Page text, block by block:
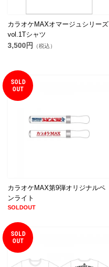
カラオケMAXオマージュシリーズ
vol.1Tシャツ
3,500円 （税込）
SOLD
OUT
カラオケMAX第9弾オリジナルペ
ンライト
SOLDOUT
SOLD
OUT